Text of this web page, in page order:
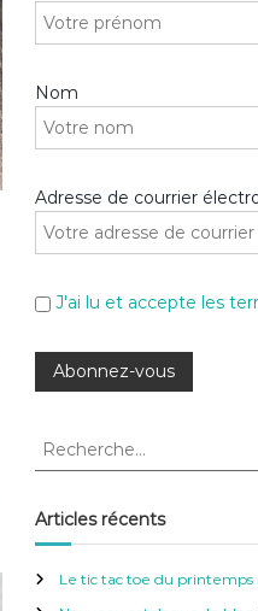
Nom
Adresse de courrier
J'ai lu et accepte les
R
h
e
c
Articles récents
Le tic tac toe du printemps